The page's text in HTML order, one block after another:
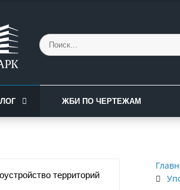
ЖБИ ПО ЧЕРТЕЖАМ
территорий